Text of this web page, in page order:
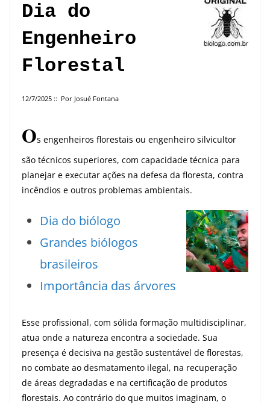
Dia do
Engenheiro
Florestal
12/7/2025 :: Por Josué Fontana
Os engenheiros florestais ou engenheiro silvicultor
são técnicos superiores, com capacidade técnica para
planejar e executar ações na defesa da floresta, contra
incêndios e outros problemas ambientais.
Dia do biólogo
Grandes biólogos
brasileiros
Importância das árvores
Esse profissional, com sólida formação multidisciplinar,
atua onde a natureza encontra a sociedade. Sua
presença é decisiva na gestão sustentável de florestas,
no combate ao desmatamento ilegal, na recuperação
de áreas degradadas e na certificação de produtos
florestais. Ao contrário do que muitos imaginam, o